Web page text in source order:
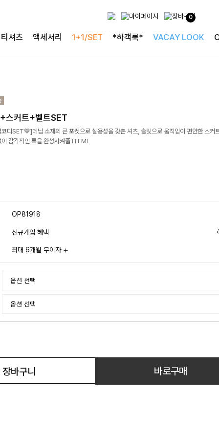
0
티셔츠 액세서리 1+1/SET *하객룩* VACAY LOOK
스커트+벨트SET
디SET💙]데님 소재의 큰 포켓으로 실용성을 갖춘 셔츠, 슬릿으로 움직임이 편안한 스커
감각적인 룩을 완성시켜줄 ITEM!
OP81918
신규가입 혜택
최대 6개월 무이자
장바구니 바로구매